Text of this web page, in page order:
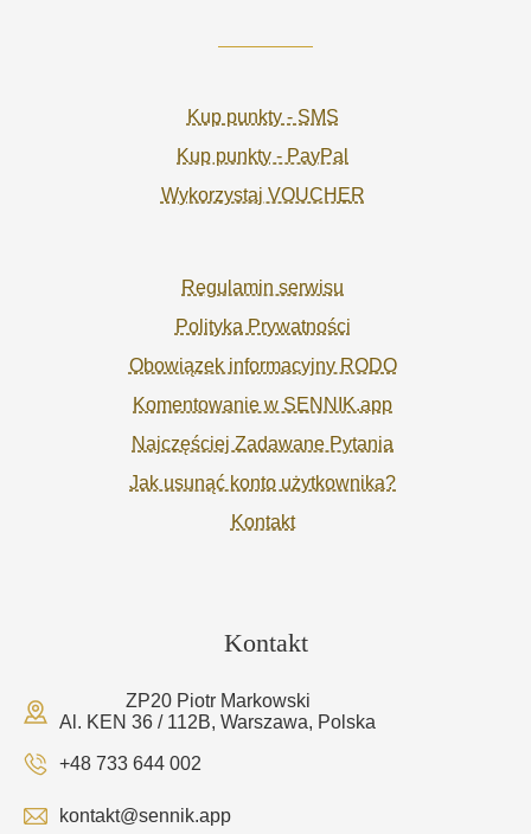
Kup punkty - SMS
Kup punkty - PayPal
Wykorzystaj VOUCHER
Regulamin serwisu
Polityka Prywatności
Obowiązek informacyjny RODO
Komentowanie w SENNIK.app
Najczęściej Zadawane Pytania
Jak usunąć konto użytkownika?
Kontakt
Kontakt
ZP20 Piotr Markowski
Al. KEN 36 / 112B, Warszawa, Polska
+48 733 644 002
kontakt@sennik.app